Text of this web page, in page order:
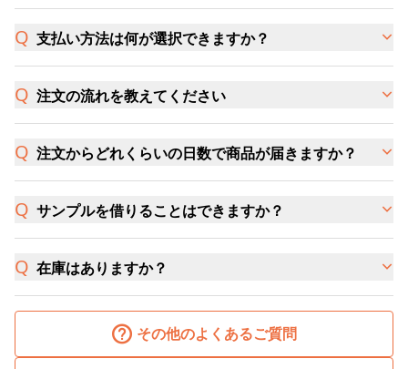
支払い方法は何が選択できますか？
注文の流れを教えてください
注文からどれくらいの日数で商品が届きますか？
サンプルを借りることはできますか？
在庫はありますか？
その他のよくあるご質問